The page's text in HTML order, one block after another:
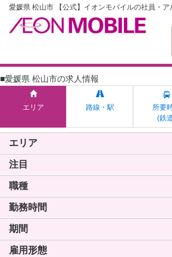
愛媛県 松山市 【公式】イオンモバイルの社員・
■愛媛県 松山市の求人情報
エリア 路線・駅
所要
(鉄
エリア
注目
職種
勤務時間
期間
雇用形態